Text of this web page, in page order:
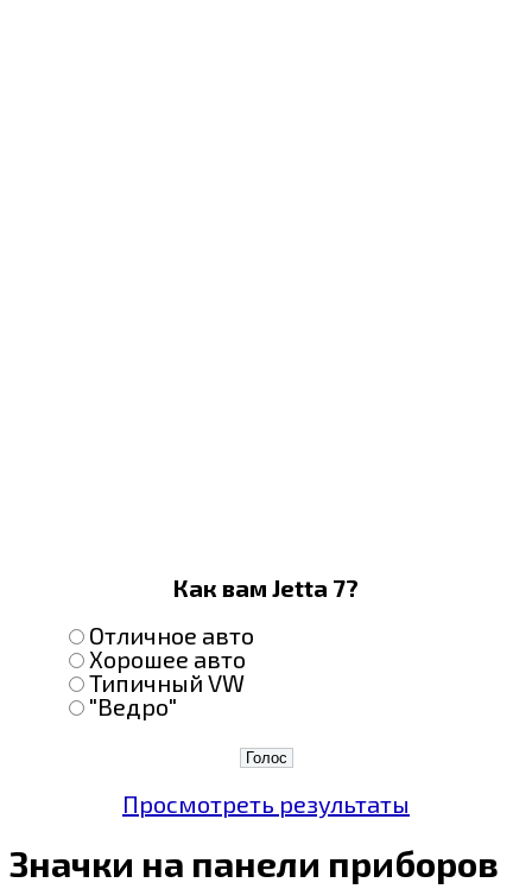
Как вам Jetta 7?
Отличное авто
Хорошее авто
Типичный VW
"Ведро"
Просмотреть результаты
Значки на панели приборов